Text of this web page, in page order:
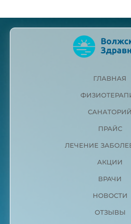
ГЛАВНАЯ
САНАТОРИЙ
ПРАЙС
ЛЕЧЕНИЕ
АКЦИИ
ВРАЧИ
НОВОСТИ
ОТЗЫВЫ